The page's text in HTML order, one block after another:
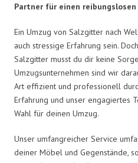
Partner für einen
Ein Umzug von Salzgitter nach
auch stressige Erfahrung sein.
Salzgitter musst du dir keine
Umzugsunternehmen sind wir
Art effizient und professionell
Erfahrung und unser engagiertes
Wahl für deinen Umzug.
Unser umfangreicher Service
deiner Möbel und Gegenstände,